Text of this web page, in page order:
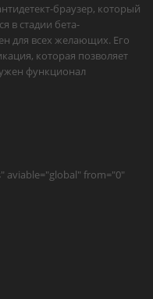
браузер, который
в стадии бета-
для всех желающих. Его
которая позволяет
функционал
aviable="global" from="0"